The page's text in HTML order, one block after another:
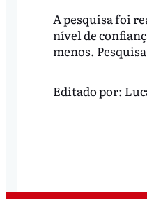
A pesquisa foi
nível de
menos.
Editado por: